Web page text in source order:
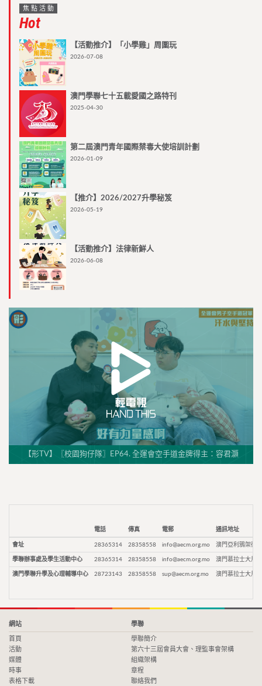
焦點活動
Hot
【活動推介】「小學雞」周圍玩
2026-07-08
澳門學聯七十五載愛國之路特刊
2025-04-30
第二屆澳門青年國際禁毒大使培訓計劃
2026-01-09
【推介】2026/2027升學秘笈
2026-05-19
【活動推介】法律新鮮人
2026-06-08
【形TV】〖校園狗仔隊〗EP64. 全運會空手道金牌得主：容君灝
電話 傳真 電郵 通訊地址
會址 28365314 28358558 info@aecm.org.mo 澳門亞利鴉架街9
學聯辦事處及學生活動中心 28365314 28358558 info@aecm.org.mo 澳門慕拉士大馬
澳門學聯升學及心理輔導中心 28723143 28358558 sup@aecm.org.mo 澳門慕拉士大馬
網站
首頁
活動
媒體
時事
表格下載
學聯
學聯簡介
第六十三屆會員大會、理監事會架構
組織架構
章程
聯絡我們